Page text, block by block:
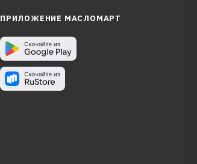
ПРИЛОЖЕНИЕ МАСЛОМАРТ